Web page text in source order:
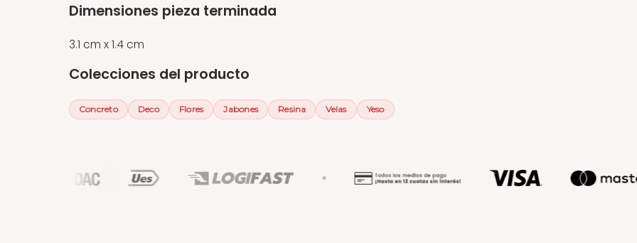
Dimensiones pieza terminada
3.1 cm x 1.4 cm
Colecciones del producto
Concreto Deco Flores Jabones Resina Velas Yeso